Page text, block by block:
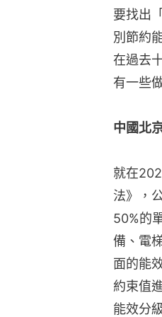
要找出
別節約
在過去
有一些
中國北
就在
法》，
50%的
備、電
面的能
約束值
能效分